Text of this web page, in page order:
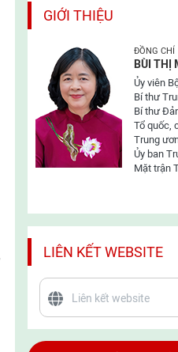
trận
GIỚI THIỆU
ĐỒNG CHÍ
BÙI THỊ
Ủy viên
Bí thư
Bí thư
Tổ quốc,
Trung
Ủy ban
Mặt trận
LIÊN KẾT WEBSITE